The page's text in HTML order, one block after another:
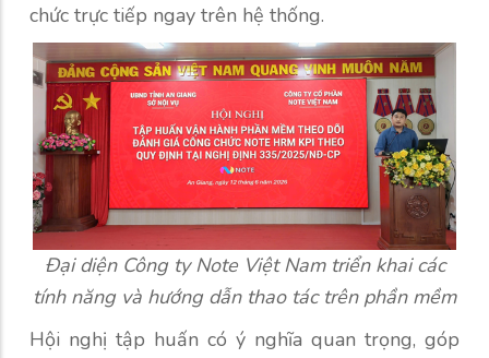
chức trực tiếp ngay trên hệ thống.
Đại diện Công ty Note Việt Nam triển khai các
tính năng và hướng dẫn thao tác trên phần mềm
Hội nghị tập huấn có ý nghĩa quan trọng, góp